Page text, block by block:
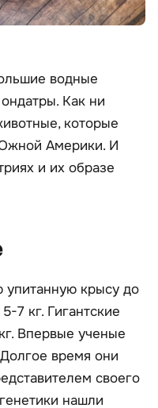
водные
Как ни
которые
Америки. И
и их образе
упитанную крысу до
7 кг. Гигантские
Впервые ученые
время они
своего
нашли